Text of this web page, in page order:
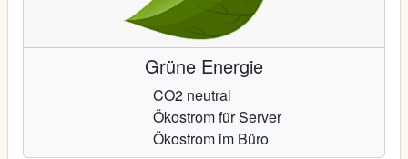
Grüne Energie
CO2 neutral
Ökostrom für Server
Ökostrom im Büro